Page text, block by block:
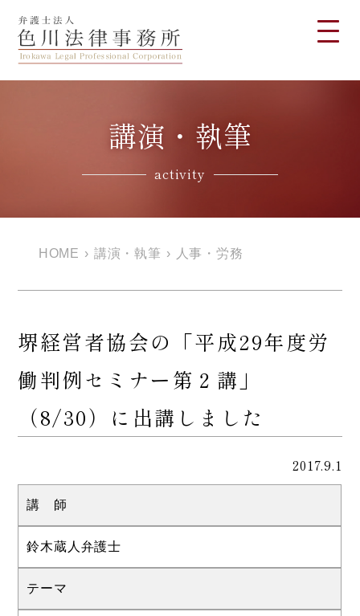
講演・執筆
activity
HOME › 講演・執筆 › 人事・労務
堺経営者協会の「平成29年度労
働判例セミナー第２講」
（8/30）に出講しました
2017.9.1
講 師
鈴木蔵人弁護士
テーマ